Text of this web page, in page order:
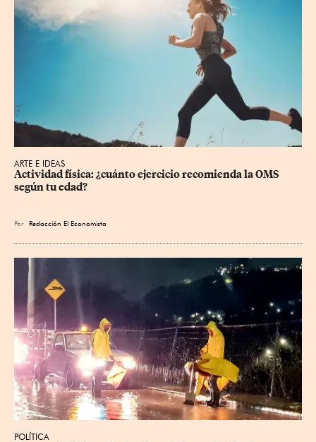
ARTE E IDEAS
Actividad física: ¿cuánto ejercicio recomienda la OMS
según tu edad?
Por Redacción El Economista
POLÍTICA